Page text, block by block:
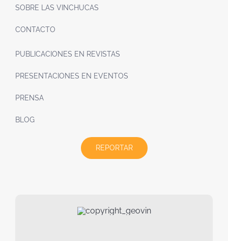
SOBRE LAS VINCHUCAS
CONTACTO
PUBLICACIONES EN REVISTAS
PRESENTACIONES EN EVENTOS
PRENSA
BLOG
REPORTAR